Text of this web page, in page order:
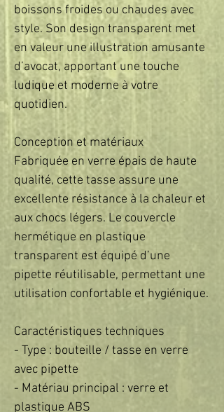
boissons froides ou chaudes avec
style. Son design transparent met
en valeur une illustration amusante
d’avocat, apportant une touche
ludique et moderne à votre
quotidien.
Conception et matériaux
Fabriquée en verre épais de haute
qualité, cette tasse assure une
excellente résistance à la chaleur et
aux chocs légers. Le couvercle
hermétique en plastique
transparent est équipé d’une
pipette réutilisable, permettant une
utilisation confortable et hygiénique.
Caractéristiques techniques
- Type : bouteille / tasse en verre
avec pipette
- Matériau principal : verre et
plastique ABS